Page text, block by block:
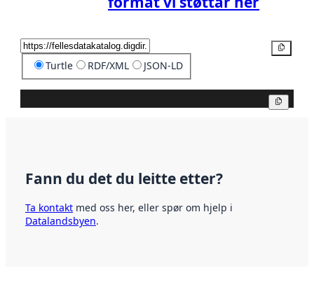
Turtle RDF/XML JSON-LD
Fann du det du leitte etter?
Ta kontakt med oss her, eller spør om hjelp i
Datalandsbyen.